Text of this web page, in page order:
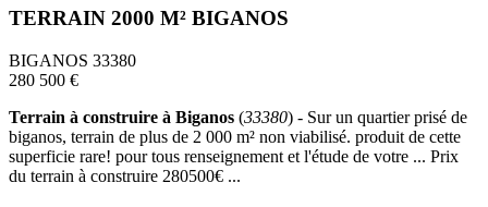
TERRAIN 2000 M² BIGANOS
BIGANOS 33380
280 500 €
Terrain à construire à Biganos (33380) - Sur un quartier prisé de
biganos, terrain de plus de 2 000 m² non viabilisé. produit de cette
superficie rare! pour tous renseignement et l'étude de votre ... Prix
du terrain à construire 280500€ ...